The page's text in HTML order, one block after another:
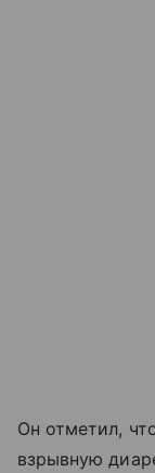
Он отметил,
взрывную